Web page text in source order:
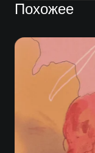
Похожее